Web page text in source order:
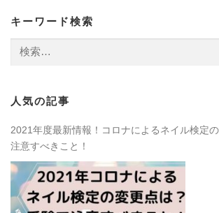
キーワード検索
人気の記事
2021年度最新情報！コロナによるネイル検定
注意すべきこと！